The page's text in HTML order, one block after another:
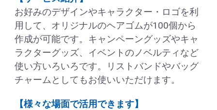
お好みのデザインやキャラクター・ロゴを利
用して、オリジナルのヘアゴムが100個から
作成が可能です。キャンペーングッズやキャ
ラクターグッズ、イベントのノベルティなど
使い方いろいろです。リストバンドやバッグ
チャームとしてもお使いいただけます。
【様々な場面で活用できます】